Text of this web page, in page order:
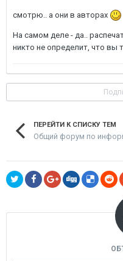
смотрю.. а они в авторах
На самом деле - да..
никто не определит, что вы
ПЕРЕЙТИ К СПИСКУ ТЕМ
Общий форум по